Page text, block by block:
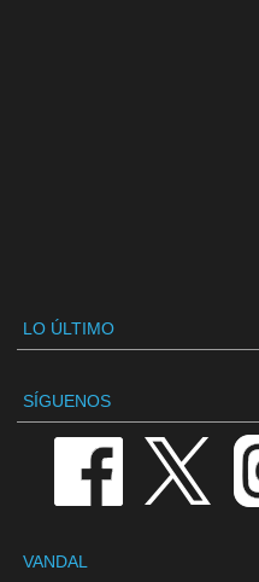
LO ÚLTIMO
SÍGUENOS
VANDAL